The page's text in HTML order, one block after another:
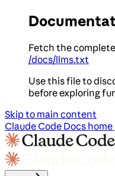
Fetch the
/docs/llms.txt
Use this file to
before exploring
Skip to main content
Claude Code Docs home